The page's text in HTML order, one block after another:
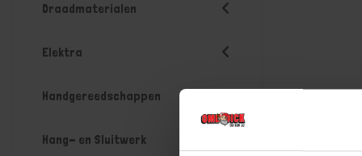
Draadmaterialen
Elektra
Handgereedschappen
Hang- en Sluitwerk